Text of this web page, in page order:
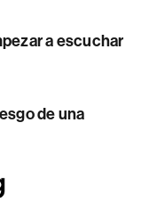
a escuchar
de una